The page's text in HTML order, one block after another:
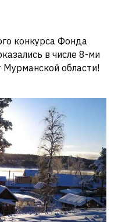
конкурса Фонда
в числе 8-ми
Мурманской области!